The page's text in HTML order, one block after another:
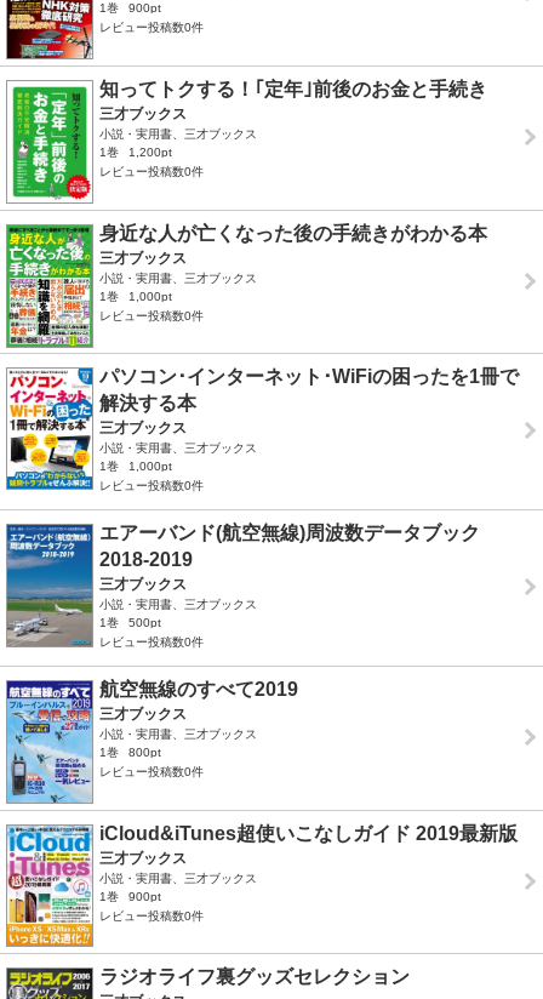
1巻
900pt
レビュー投稿数0件
知ってトクする！｢定年｣前後のお金と手続き
三才ブックス
小説・実用書、三才ブックス
1巻
1,200pt
レビュー投稿数0件
身近な人が亡くなった後の手続きがわかる本
三才ブックス
小説・実用書、三才ブックス
1巻
1,000pt
レビュー投稿数0件
パソコン･インターネット･WiFiの困ったを1冊で
解決する本
三才ブックス
小説・実用書、三才ブックス
1巻
1,000pt
レビュー投稿数0件
エアーバンド(航空無線)周波数データブック
2018-2019
三才ブックス
小説・実用書、三才ブックス
1巻
500pt
レビュー投稿数0件
航空無線のすべて2019
三才ブックス
小説・実用書、三才ブックス
1巻
800pt
レビュー投稿数0件
iCloud&iTunes超使いこなしガイド 2019最新版
三才ブックス
小説・実用書、三才ブックス
1巻
900pt
レビュー投稿数0件
ラジオライフ裏グッズセレクション